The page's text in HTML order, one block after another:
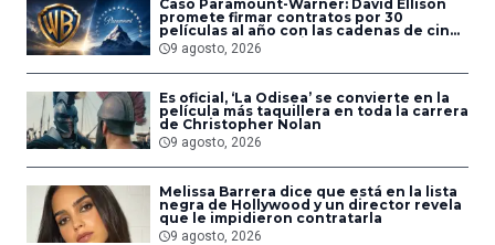
Caso Paramount-Warner: David Ellison
promete firmar contratos por 30
películas al año con las cadenas de cine
que acepten la fusión
9 agosto, 2026
Es oficial, ‘La Odisea’ se convierte en la
película más taquillera en toda la carrera
de Christopher Nolan
9 agosto, 2026
Melissa Barrera dice que está en la lista
negra de Hollywood y un director revela
que le impidieron contratarla
9 agosto, 2026